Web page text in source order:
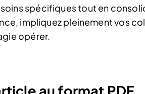
spécifiques tout en
impliquez pleinement vos
opérer.
au format PDF